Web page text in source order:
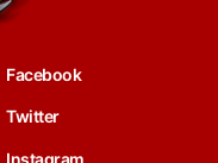
Facebook
Twitter
Instagram